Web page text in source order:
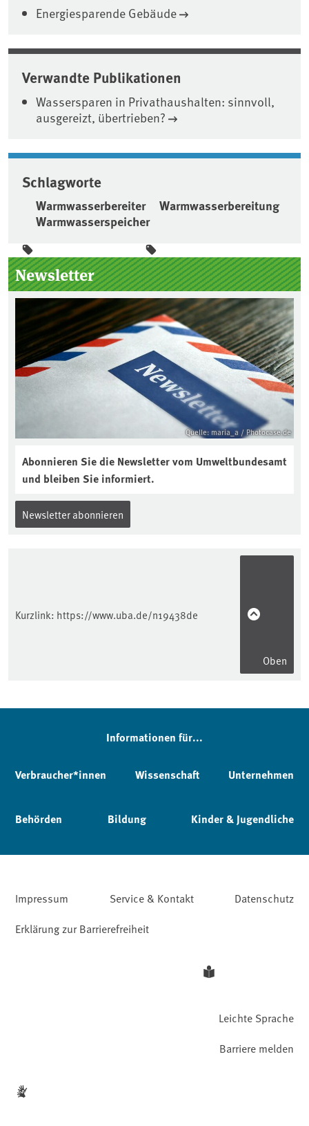
Energiesparende Gebäude
Verwandte Publikationen
Wassersparen in Privathaushalten: sinnvoll,
ausgereizt, übertrieben?
Schlagworte
Warmwasserbereiter
Warmwasserbereitung
Warmwasserspeicher
Seitenleiste
Newsletter
Quelle: maria_a / Photocase.de
Abonnieren Sie die Newsletter vom Umweltbundesamt
und bleiben Sie informiert.
Newsletter abonnieren
Kurzlink: https://www.uba.de/n19438de
Oben
Informationen für...
Verbraucher*innen Wissenschaft Unternehmen
Behörden Bildung Kinder & Jugendliche
Impressum Service & Kontakt
Datenschutz
Erklärung zur Barrierefreiheit
Leichte Sprache
Barriere melden